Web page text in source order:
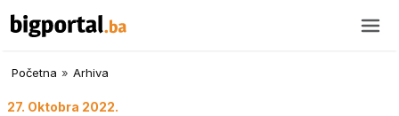
Početna » Arhiva
27. Oktobra 2022.